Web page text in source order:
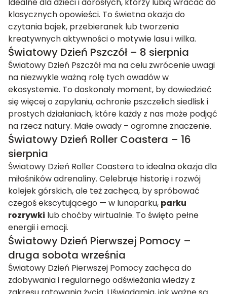
Idealne dla dzieci i dorosłych, którzy lubią wracać do
klasycznych opowieści. To świetna okazja do
czytania bajek, przebieranek lub tworzenia
kreatywnych aktywności o motywie lasu i wilka.
Światowy Dzień Pszczół – 8 sierpnia
Światowy Dzień Pszczół ma na celu zwrócenie uwagi
na niezwykle ważną rolę tych owadów w
ekosystemie. To doskonały moment, by dowiedzieć
się więcej o zapylaniu, ochronie pszczelich siedlisk i
prostych działaniach, które każdy z nas może podjąć
na rzecz natury. Małe owady – ogromne znaczenie.
Światowy Dzień Roller Coastera – 16
sierpnia
Światowy Dzień Roller Coastera to idealna okazja dla
miłośników adrenaliny. Celebruje historię i rozwój
kolejek górskich, ale też zachęca, by spróbować
czegoś ekscytującego — w lunaparku, parku
rozrywki lub choćby wirtualnie. To święto pełne
energii i emocji.
Światowy Dzień Pierwszej Pomocy –
druga sobota września
Światowy Dzień Pierwszej Pomocy zachęca do
zdobywania i regularnego odświeżania wiedzy z